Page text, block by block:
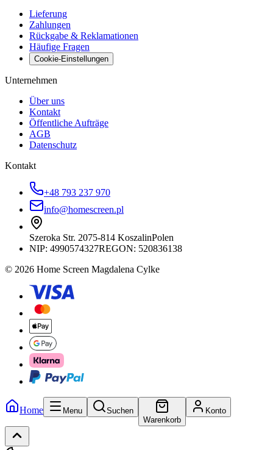
Lieferung
Zahlungen
Rückgabe & Reklamationen
Häufige Fragen
Cookie-Einstellungen
Unternehmen
Über uns
Kontakt
Öffentliche Aufträge
AGB
Datenschutz
Kontakt
+48 793 237 970
info@homescreen.pl
Szeroka Str. 2075-814 KoszalinPolen
NIP: 4990574327REGON: 520836138
© 2026 Home Screen Magdalena Cylke
Home Menu
Suchen
Warenkorb
Konto